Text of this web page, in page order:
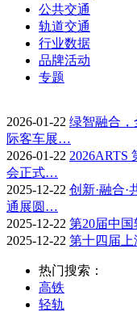
公共交通
轨道交通
行业数据
品牌活动
专题
2026-01-22 绿智融合，
际客车展…
2026-01-22 2026ARTS
会正式…
2025-12-22 创新·融合
通展圆…
2025-12-22 第20届中
2025-12-22 第十四届上
热门搜索：
高铁
轻轨